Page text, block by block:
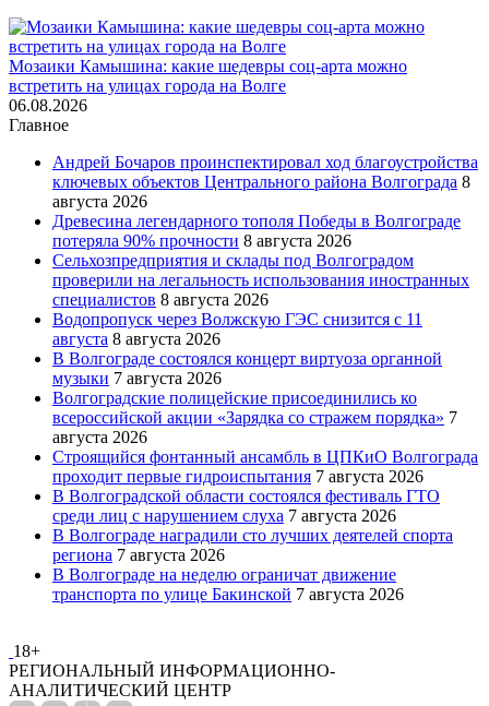
Мозаики Камышина: какие шедевры соц-арта можно
встретить на улицах города на Волге
06.08.2026
Главное
Андрей Бочаров проинспектировал ход благоустройства
ключевых объектов Центрального района Волгограда 8
августа 2026
Древесина легендарного тополя Победы в Волгограде
потеряла 90% прочности 8 августа 2026
Сельхозпредприятия и склады под Волгоградом
проверили на легальность использования иностранных
специалистов 8 августа 2026
Водопропуск через Волжскую ГЭС снизится с 11
августа 8 августа 2026
В Волгограде состоялся концерт виртуоза органной
музыки 7 августа 2026
Волгоградские полицейские присоединились ко
всероссийской акции «Зарядка со стражем порядка» 7
августа 2026
Строящийся фонтанный ансамбль в ЦПКиО Волгограда
проходит первые гидроиспытания 7 августа 2026
В Волгоградской области состоялся фестиваль ГТО
среди лиц с нарушением слуха 7 августа 2026
В Волгограде наградили сто лучших деятелей спорта
региона 7 августа 2026
В Волгограде на неделю ограничат движение
транспорта по улице Бакинской 7 августа 2026
18+
РЕГИОНАЛЬНЫЙ ИНФОРМАЦИОННО-
АНАЛИТИЧЕСКИЙ ЦЕНТР